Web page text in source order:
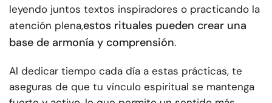
leyendo juntos textos inspiradores o practicando la
atención plena,estos rituales pueden crear una
base de armonía y comprensión.
Al dedicar tiempo cada día a estas prácticas, te
aseguras de que tu vínculo espiritual se mantenga